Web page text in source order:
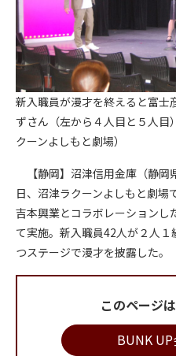
新入職員が漫才を終えると富士
ずさん（左から４人目と５人目
クーンよしもと劇場）
【静岡】沼津信用金庫（静岡
日、沼津ラクーンよしもと劇場
吉本興業とコラボレーションし
て実施。新入職員42人が２人
つステージで漫才を披露した。
このページ
BUNK